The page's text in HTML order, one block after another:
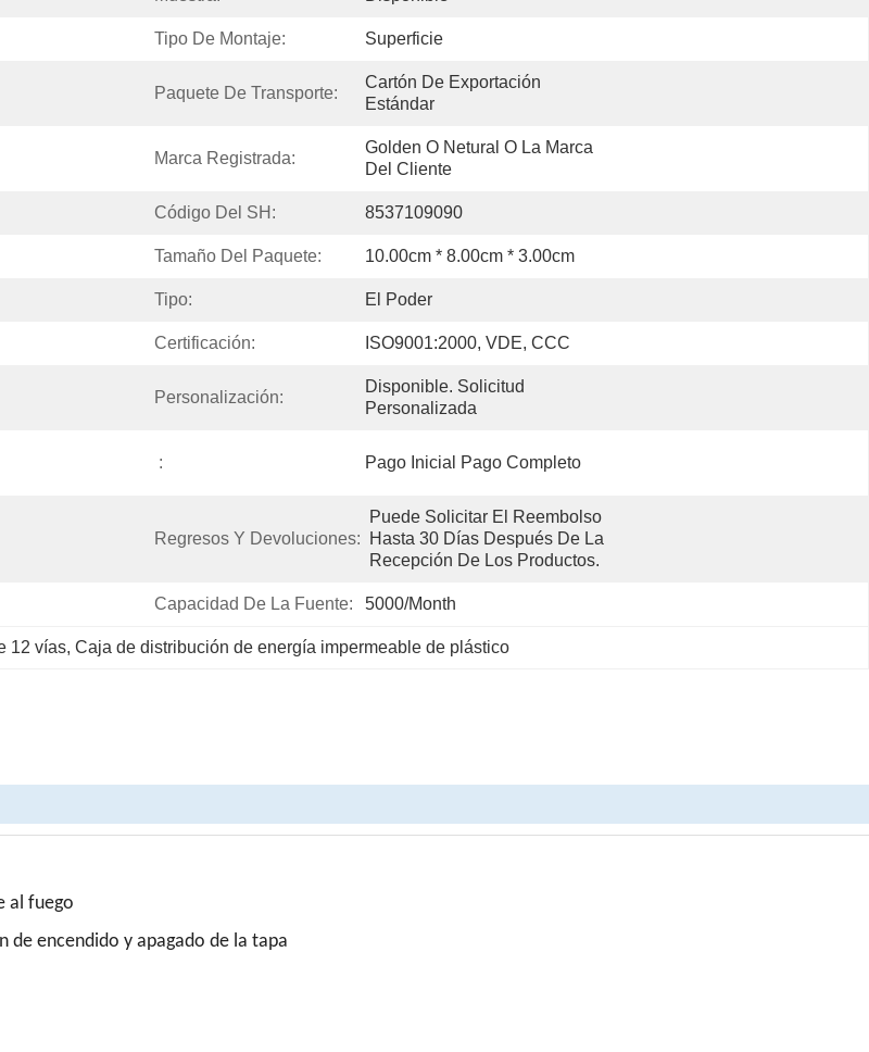
Tipo De Montaje: Superficie
Paquete De Transporte:
Cartón De Exportación
Estándar
Marca Registrada:
Golden O Netural O La Marca
Del Cliente
Código Del SH: 8537109090
Tamaño Del Paquete: 10.00cm * 8.00cm * 3.00cm
Tipo: El Poder
Certificación: ISO9001:2000, VDE, CCC
Personalización:
Disponible. Solicitud
Personalizada
: Pago Inicial Pago Completo
Regresos Y Devoluciones:
Puede Solicitar El Reembolso
Hasta 30 Días Después De La
Recepción De Los Productos.
Capacidad De La Fuente: 5000/month
12 vías, Caja de distribución de energía impermeable de plástico
al fuego
encendido y apagado de la tapa